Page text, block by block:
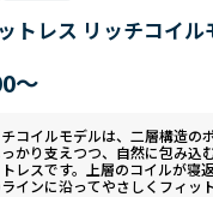
トレス リッチコイル
〜
コイルモデルは、二層構造の
かり支えつつ、自然に包み込
レスです。上層のコイルが寝
インに沿ってやさしくフィッ